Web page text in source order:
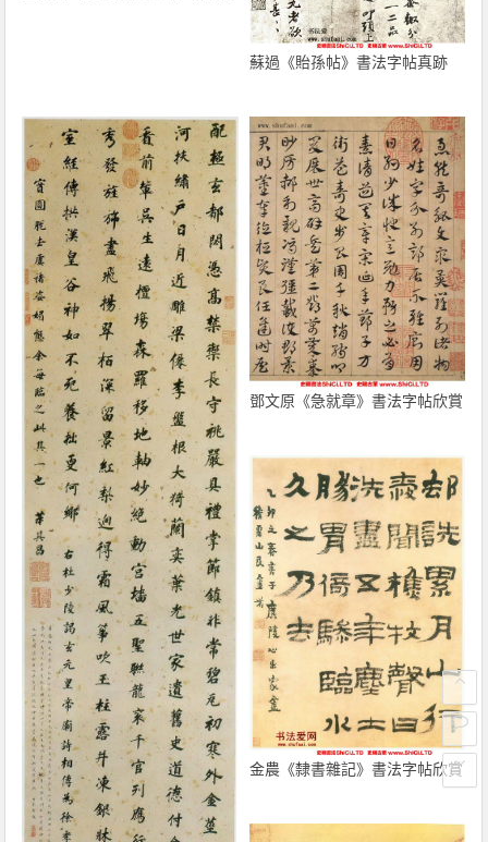
蘇過《貽孫帖》書法字帖真跡
鄧文原《急就章》書法字帖欣賞
金農《隸書雜記》書法字帖欣賞